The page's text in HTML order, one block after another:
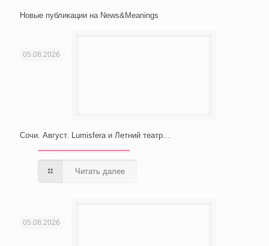
Новые публикации на News&Meanings
05.08.2026
Сочи. Август. Lumisfera и Летний театр…
Читать далее
05.08.2026